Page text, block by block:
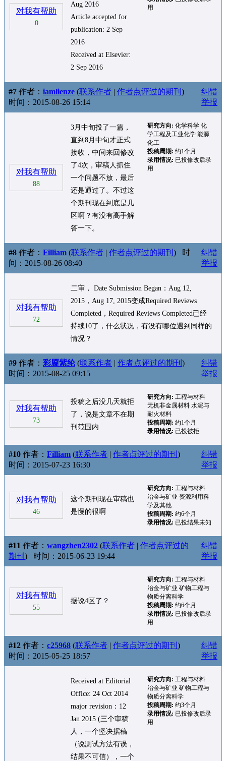
对我有帮助
0
Aug 2016
Article accepted for
publication: 2 Sep
2016
Received at Elsevier:
2 Sep 2016
用
#7 作者： iamlienze (联系作者 | 作者点评过的期刊 )
时间：2015-08-26 15:14
纠错
举报
对我有帮助
88
3月中旬投了一篇，
直到8月中旬才正式
接收，中间来回修改
了4次，审稿人抓住
一个问题不放，最后
还是通过了。不过这
个期刊现在到底是几
区啊？有没有高手解
答一下。
研究方向: 化学科学 化
学工程及工业化学 能源
化工
投稿周期: 约1个月
录用情况: 已投修改后录
用
#8 作者： Filliam (联系作者 | 作者点评过的期刊 ) 时
间：2015-08-26 08:40
纠错
举报
对我有帮助
72
二审， Date Submission Began：Aug 12,
2015，Aug 17, 2015变成Required Reviews
Completed，Required Reviews Completed已经
持续10了，什么状况，有没有哪位遇到同样的
情况？
#9 作者： 彩靥紫纶 (联系作者 | 作者点评过的期刊 )
时间：2015-08-25 09:15
纠错
举报
对我有帮助
73
投稿之后没几天就拒
了，说是文章不在期
刊范围内
研究方向: 工程与材料
无机非金属材料 水泥与
耐火材料
投稿周期: 约1个月
录用情况: 已投被拒
#10 作者： Filliam (联系作者 | 作者点评过的期刊 )
时间：2015-07-23 16:30
纠错
举报
对我有帮助
46
这个期刊现在审稿也
是慢的很啊
研究方向: 工程与材料
冶金与矿业 资源利用科
学及其他
投稿周期: 约6个月
录用情况: 已投结果未知
#11 作者： wangzhen2302 (联系作者 | 作者点评过的
期刊 ) 时间：2015-06-23 19:44
纠错
举报
对我有帮助
55
据说4区了？
研究方向: 工程与材料
冶金与矿业 矿物工程与
物质分离科学
投稿周期: 约6个月
录用情况: 已投修改后录
用
#12 作者： c25968 (联系作者 | 作者点评过的期刊 )
时间：2015-05-25 18:57
纠错
举报
Received at Editorial
Office: 24 Oct 2014
major revision：12
Jan 2015 (三个审稿
人，一个坚决据稿
（说测试方法有误，
结果不可信），一个
研究方向: 工程与材料
冶金与矿业 矿物工程与
物质分离科学
投稿周期: 约3个月
录用情况: 已投修改后录
用